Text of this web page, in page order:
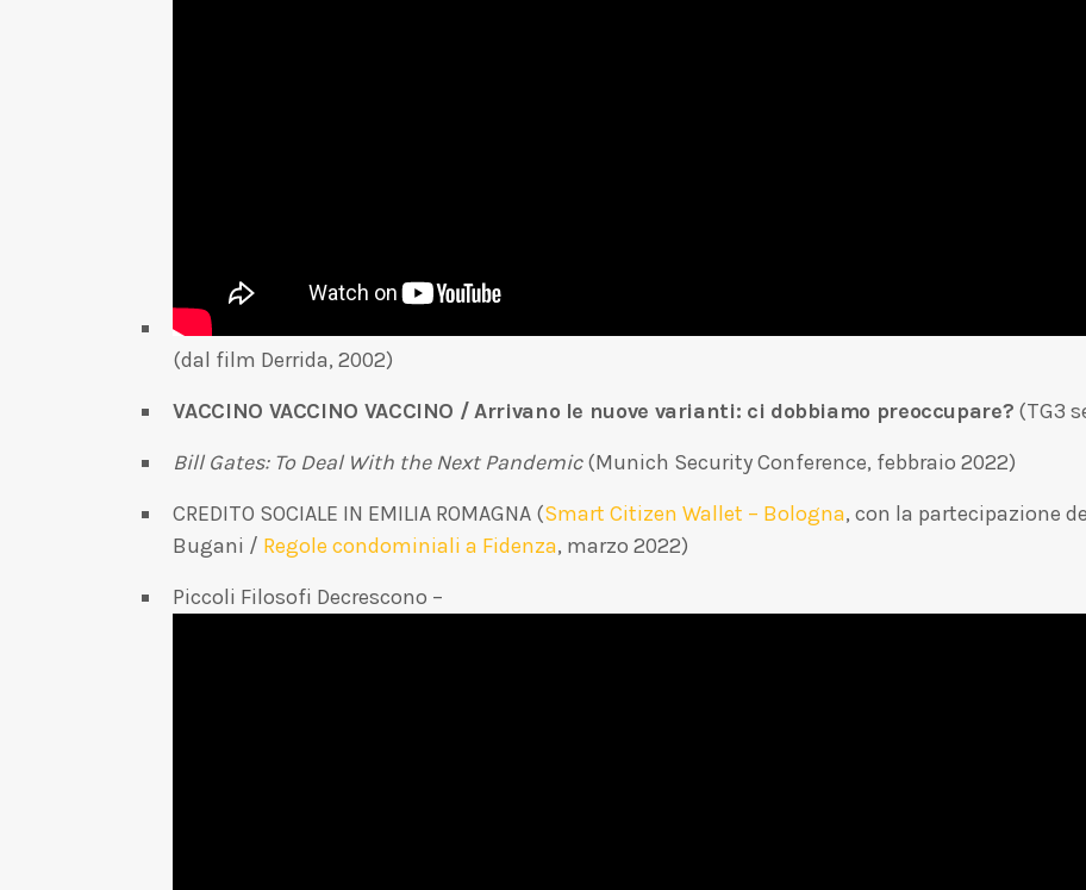
(dal film Derrida, 2002)
VACCINO VACCINO VACCINO / Arrivano le nuove varianti: ci dobbiamo preoccupare? (TG3
Bill Gates: To Deal With the Next Pandemic(Munich Security Conference, febbraio 2022)
CREDITO SOCIALE IN EMILIA ROMAGNA (Smart Citizen Wallet – Bologna, con la partecipazione
Bugani / Regole condominiali a Fidenza, marzo 2022)
Piccoli Filosofi Decrescono –